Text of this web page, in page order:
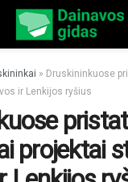
» Druskininkuose
ir Lenkijos ryšius
projektai